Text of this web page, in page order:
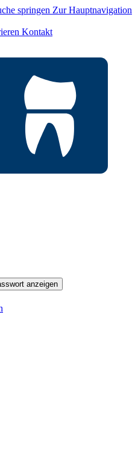
springen Zur Hauptnavigation
Kontakt
anzeigen